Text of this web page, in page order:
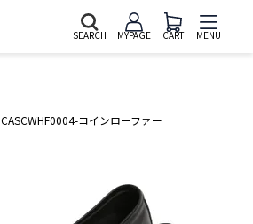
SEARCH MYPAGE CART MENU
CASCWHF0004-コインローファー